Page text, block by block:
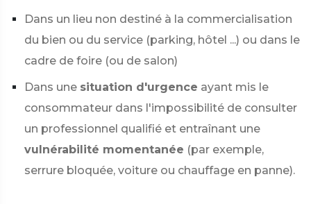
Dans un lieu non destiné à la commercialisation
du bien ou du service (parking, hôtel ...) ou dans le
cadre de foire (ou de salon)
Dans une situation d'urgence ayant mis le
consommateur dans l'impossibilité de consulter
un professionnel qualifié et entraînant une
vulnérabilité momentanée (par exemple,
serrure bloquée, voiture ou chauffage en panne).